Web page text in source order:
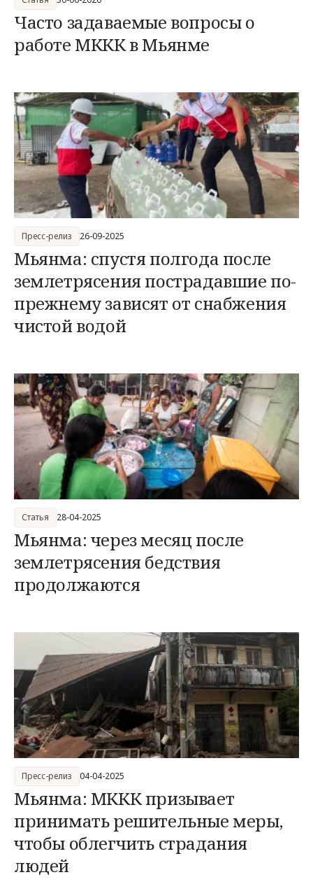
Часто задаваемые вопросы о
работе МККК в Мьянме
Мьянма: спустя полгода после
землетрясения пострадавшие по-
прежнему зависят от снабжения
чистой водой
Пресс-релиз 26-09-2025
Мьянма: через месяц после
землетрясения бедствия
продолжаются
Статья 28-04-2025
Мьянма: МККК призывает
принимать решительные меры,
чтобы облегчить страдания
людей
Пресс-релиз 04-04-2025